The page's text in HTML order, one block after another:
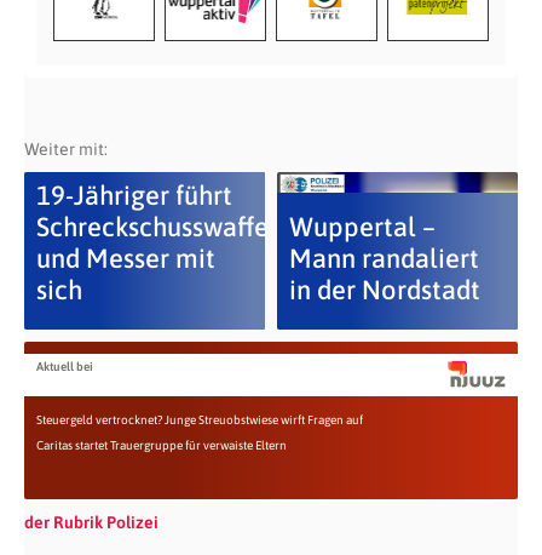
Weiter mit:
19-Jähriger führt
Schreckschusswaffe
und Messer mit
sich
Wuppertal –
Mann randaliert
in der Nordstadt
Aktuell bei
Steuergeld vertrocknet? Junge Streuobstwiese wirft Fragen auf
Caritas startet Trauergruppe für verwaiste Eltern
der Rubrik Polizei